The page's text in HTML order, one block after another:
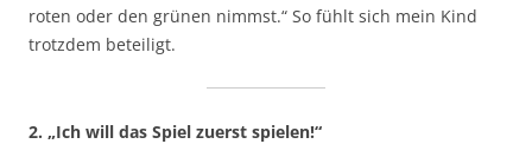
roten oder den grünen nimmst.“ So fühlt sich mein Kind
trotzdem beteiligt.
2. „Ich will das Spiel zuerst spielen!“